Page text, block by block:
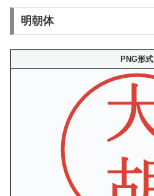
明朝体
PNG形式